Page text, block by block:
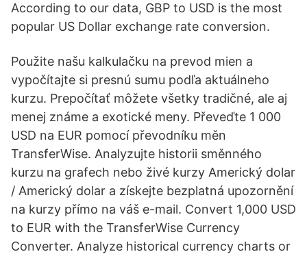
According to our data, GBP to USD is the most
popular US Dollar exchange rate conversion.
Použite našu kalkulačku na prevod mien a
vypočítajte si presnú sumu podľa aktuálneho
kurzu. Prepočítať môžete všetky tradičné, ale aj
menej známe a exotické meny. Převeďte 1 000
USD na EUR pomocí převodníku měn
TransferWise. Analyzujte historii směnného
kurzu na grafech nebo živé kurzy Americký dolar
/ Americký dolar a získejte bezplatná upozornění
na kurzy přímo na váš e-mail. Convert 1,000 USD
to EUR with the TransferWise Currency
Converter. Analyze historical currency charts or